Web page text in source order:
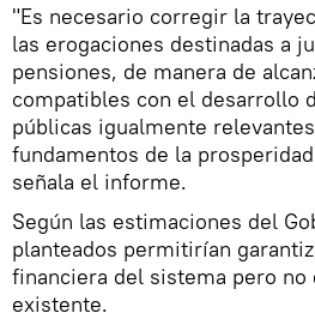
"Es necesario corregir la
las erogaciones destinadas a
pensiones, de manera de
compatibles con el desarrollo
públicas igualmente
fundamentos de la
señala el informe.
Según las estimaciones del
planteados permitirían
financiera del sistema pero
existente.